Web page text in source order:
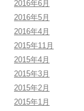
2016年6月
2016年5月
2016年4月
2015年11月
2015年4月
2015年3月
2015年2月
2015年1月